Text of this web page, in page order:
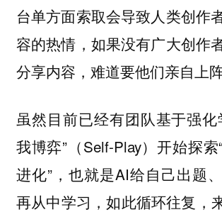
台单方面索取会导致人类创作
容的热情，如果没有广大创作
分享内容，难道要他们亲自上
虽然目前已经有团队基于强化
我博弈”（Self-Play）开始探
进化”，也就是AI给自己出题、
再从中学习，如此循环往复，